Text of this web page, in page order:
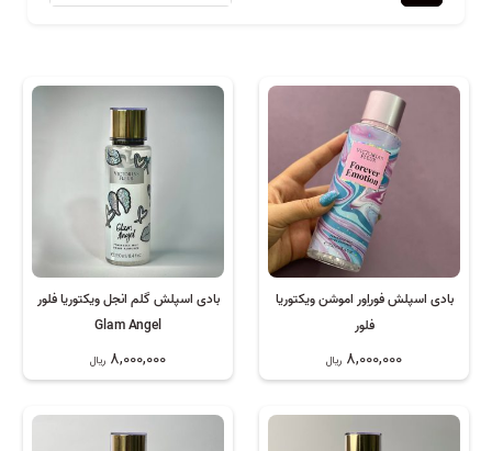
بادی اسپلش فوراِور اموشن ویکتوریا
فلور
8,000,000 ریال
بادی اسپلش گلم انجل ویکتوریا فلور
Glam Angel
8,000,000 ریال